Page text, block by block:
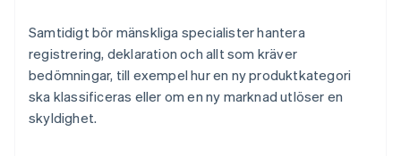
Samtidigt bör mänskliga specialister hantera
registrering, deklaration och allt som kräver
bedömningar, till exempel hur en ny produktkategori
ska klassificeras eller om en ny marknad utlöser en
skyldighet.